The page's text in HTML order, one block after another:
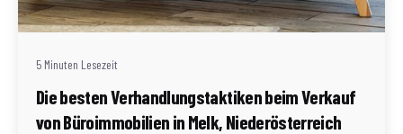
(AT)
5 Minuten Lesezeit
Die besten Verhandlungstaktiken beim Verkauf
von Büroimmobilien in Melk, Niederösterreich